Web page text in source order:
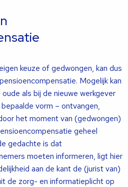
keuze of gedwongen, kan dus
Mogelijk kan
als bij de nieuwe werkgever
vorm – ontvangen,
het moment van (gedwongen)
geheel
gedachte is dat
moeten informeren, ligt hier
aan de kant de (jurist van)
de zorg- en informatieplicht op